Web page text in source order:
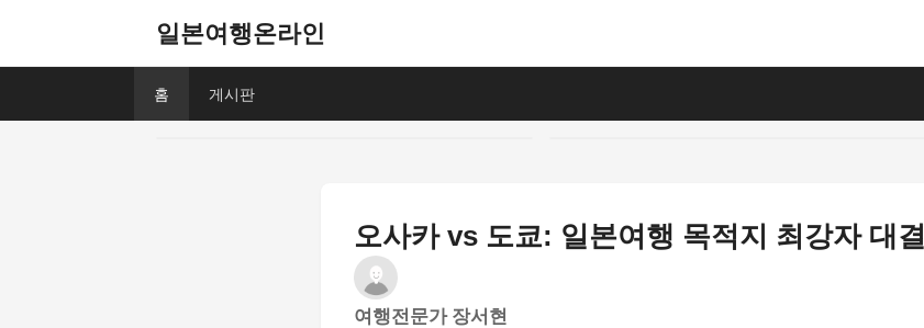
일본여행온라인
홈 게시판
오사카 vs 도쿄: 일본여행 목적지 최강자 대결
여행전문가 장서현